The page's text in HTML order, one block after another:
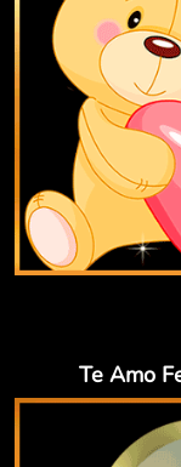
Te Amo